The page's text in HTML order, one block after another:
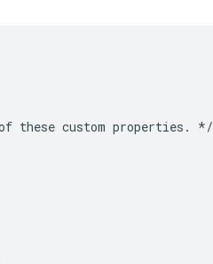
these custom properties. */